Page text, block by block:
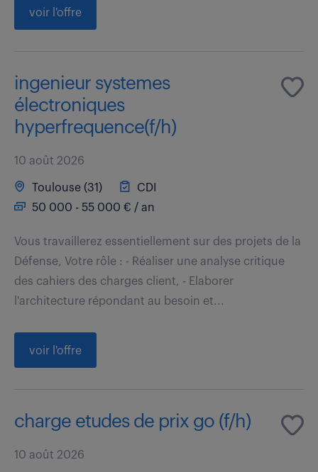
voir l'offre
ingenieur systemes
électroniques
hyperfrequence(f/h)
10 août 2026
Toulouse (31)
CDI
50 000 - 55 000 € / an
Vous travaillerez essentiellement sur des projets de la
Défense, Votre rôle : - Réaliser une analyse critique
des cahiers des charges client, - Elaborer
l'architecture répondant au besoin et...
voir l'offre
charge etudes de prix go (f/h)
10 août 2026